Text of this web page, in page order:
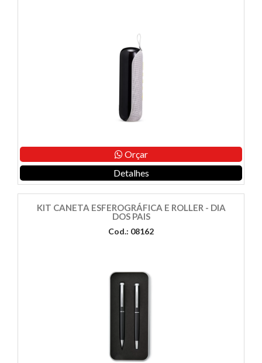
Orçar
Detalhes
KIT CANETA ESFEROGRÁFICA E ROLLER - DIA
DOS PAIS
Cod.: 08162